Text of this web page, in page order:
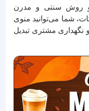
دو روش سنتی و مدرن
شما می‌توانید منوی
نگهداری مشتری تبدیل